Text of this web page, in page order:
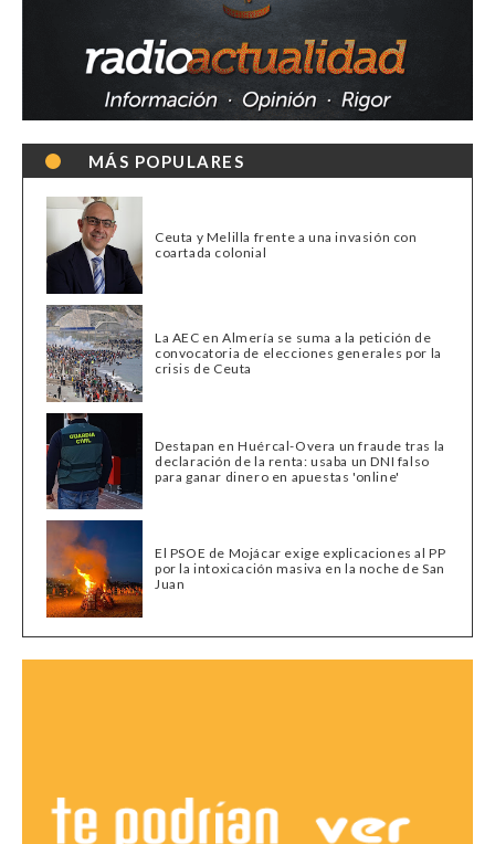
MÁS POPULARES
Ceuta y Melilla frente a una invasión con
coartada colonial
La AEC en Almería se suma a la petición de
convocatoria de elecciones generales por la
crisis de Ceuta
Destapan en Huércal-Overa un fraude tras la
declaración de la renta: usaba un DNI falso
para ganar dinero en apuestas 'online'
El PSOE de Mojácar exige explicaciones al PP
por la intoxicación masiva en la noche de San
Juan